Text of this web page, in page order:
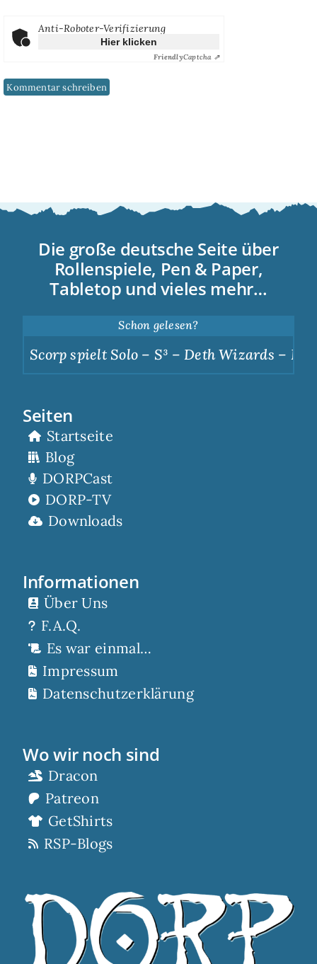
Anti-Roboter-Verifizierung
Hier klicken
FriendlyCaptcha ⇗
Die große deutsche Seite über
Rollenspiele, Pen & Paper,
Tabletop und vieles mehr…
Schon gelesen?
Scorp spielt Solo – S³ – Deth Wizards –
Seiten
Startseite
Blog
DORPCast
DORP-TV
Downloads
Informationen
Über Uns
F.A.Q.
Es war einmal…
Impressum
Datenschutzerklärung
Wo wir noch sind
Dracon
Patreon
GetShirts
RSP-Blogs